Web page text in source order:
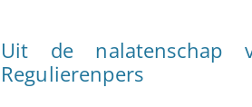
Uit de
Regulierenpers